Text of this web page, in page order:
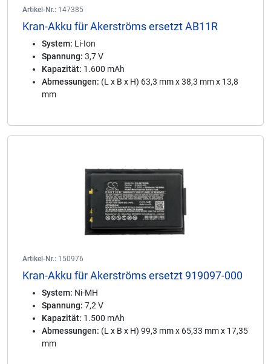
Artikel-Nr.: 147385
Kran-Akku für Akerströms ersetzt AB11R
System: Li-Ion
Spannung: 3,7 V
Kapazität: 1.600 mAh
Abmessungen: (L x B x H) 63,3 mm x 38,3 mm x 13,8
mm
Artikel-Nr.: 150976
Kran-Akku für Akerströms ersetzt 919097-000
System: Ni-MH
Spannung: 7,2 V
Kapazität: 1.500 mAh
Abmessungen: (L x B x H) 99,3 mm x 65,33 mm x 17,35
mm